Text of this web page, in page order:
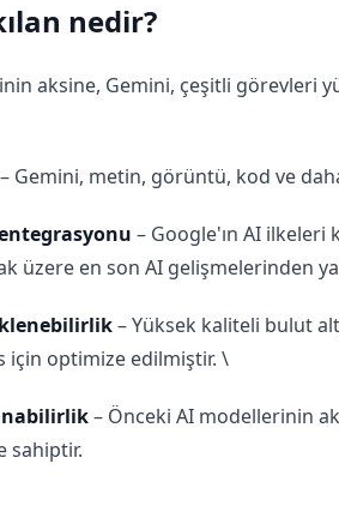
nedir?
aksine, Gemini, çeşitli görevleri
– Gemini, metin, görüntü, kod ve
– Google'ın AI
üzere en son AI gelişmelerinden
– Yüksek kaliteli bulut
optimize edilmiştir. \
– Önceki AI modellerinin
sahiptir.